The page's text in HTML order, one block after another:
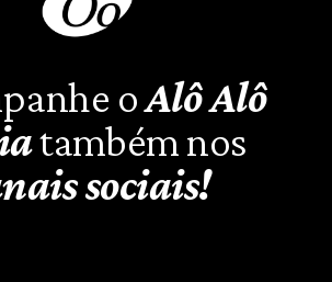
oAlô Alô
também nos
sociais!